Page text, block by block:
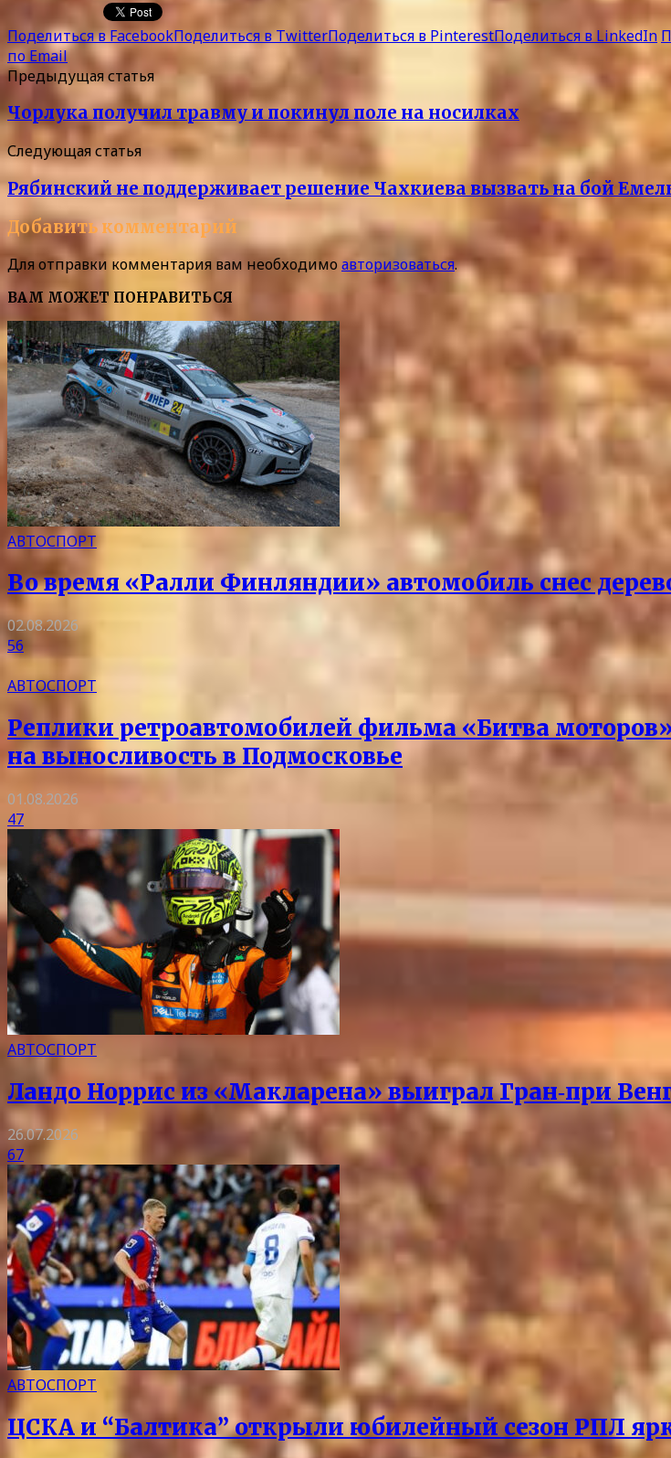
Поделиться в FacebookПоделиться в TwitterПоделиться в PinterestПоделиться в LinkedIn
по Email
Предыдущая статья
Чорлука получил травму и покинул поле на носилках
Следующая статья
Рябинский не поддерживает решение Чахкиева вызвать на бой
Добавить комментарий
Для отправки комментария вам необходимоавторизоваться.
ВАМ МОЖЕТ ПОНРАВИТЬСЯ
АВТОСПОРТ
Во время «Ралли Финляндии» автомобиль снес
02.08.2026
56
АВТОСПОРТ
Реплики ретроавтомобилей фильма «Битва
на выносливость в Подмосковье
01.08.2026
47
АВТОСПОРТ
Ландо Норрис из «Макларена» выиграл Гран‑при
26.07.2026
67
АВТОСПОРТ
ЦСКА и “Балтика” открыли юбилейный сезон РПЛ